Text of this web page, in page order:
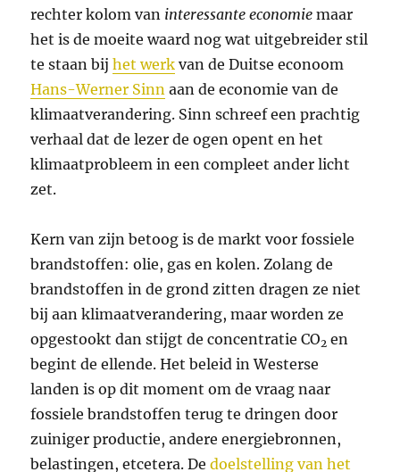
rechter kolom van interessante economie maar
het is de moeite waard nog wat uitgebreider stil
te staan bijhet werk van de Duitse econoom
Hans-Werner Sinn aan de economie van de
klimaatverandering. Sinn schreef een prachtig
verhaal dat de lezer de ogen opent en het
klimaatprobleem in een compleet ander licht
zet.
Kern van zijn betoog is de markt voor fossiele
brandstoffen: olie, gas en kolen. Zolang de
brandstoffen in de grond zitten dragen ze niet
bij aan klimaatverandering, maar worden ze
opgestookt dan stijgt de concentratie CO2 en
begint de ellende. Het beleid in Westerse
landen is op dit moment om de vraag naar
fossiele brandstoffen terug te dringen door
zuiniger productie, andere energiebronnen,
belastingen, etcetera. Dedoelstelling van het